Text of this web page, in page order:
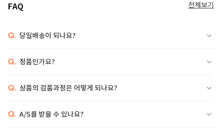
FAQ 전체보기
Q. 당일배송이 되나요?
Q. 정품인가요?
Q. 상품의 검품과정은 어떻게 되나요?
Q. A/S를 받을 수 있나요?